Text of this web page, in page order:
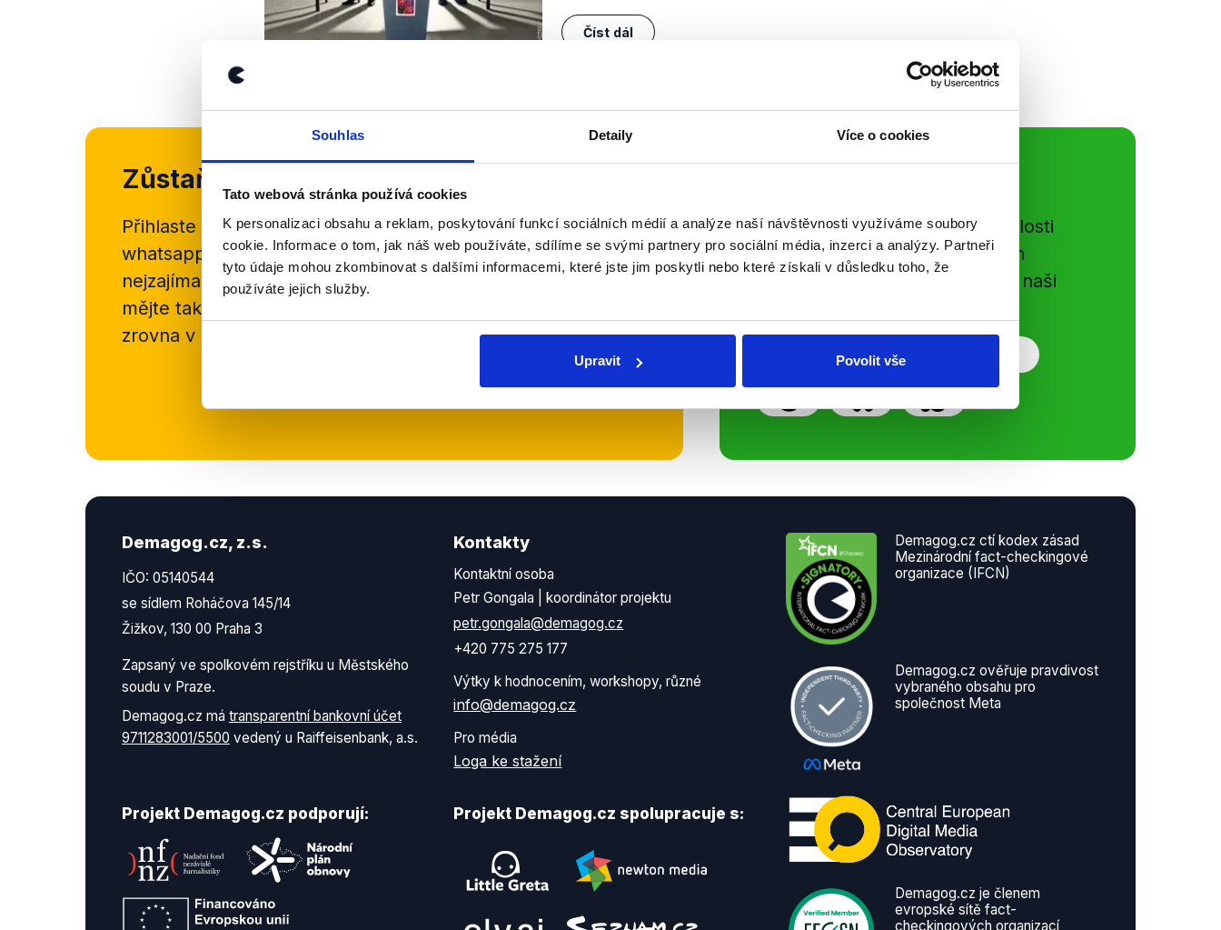
Souhlas Detaily Více o cookies
Tato webová stránka používá cookies
K personalizaci obsahu a reklam, poskytování funkcí sociálních médií a analýze naší návštěvnosti využíváme soubory
cookie. Informace o tom, jak náš web používáte, sdílíme se svými partnery pro sociální média, inzerci a analýzy. Partneři
tyto údaje mohou zkombinovat s dalšími informacemi, které jste jim poskytli nebo které získali v důsledku toho, že
používáte jejich služby.
Upravit Povolit vše
Číst dál
Zůstaňme v kontaktu
Přihlaste se k odběru našeho newsletteru nebo
whatsappového kanálu, kde pravidelně přinášíme shrnutí
nejzajímavějších článků a analýz. Začněte nás odebírat, a
mějte tak přehled o tom, jaké dezinformace a nepravdy se
zrovna v Česku šíří.
WhatsApp
Nenechte si ujít nejnovější události
z Demagog.cz. Sdílením našich
příspěvků přátelům podpoříte naši
Demagog.cz, z.s.
IČO: 05140544
se sídlem Roháčova 145/14
Žižkov, 130 00 Praha 3
Zapsaný ve spolkovém rejstříku u Městského
soudu v Praze.
Demagog.cz má transparentní bankovní účet
9711283001/5500 vedený u Raiffeisenbank, a.s.
Kontakty
Kontaktní osoba
Petr Gongala | koordinátor projektu
petr.gongala@demagog.cz
+420 775 275 177
Výtky k hodnocením, workshopy, různé
info@demagog.cz
Pro média
Loga ke stažení
Projekt Demagog.cz podporují: Projekt Demagog.cz spolupracuje s:
Demagog.cz ctí kodex zásad
Mezinárodní fact-checkingové
organizace (IFCN)
Demagog.cz ověřuje pravdivost
vybraného obsahu pro
společnost Meta
Demagog.cz je členem
evropské sítě fact-
checkingových organizací